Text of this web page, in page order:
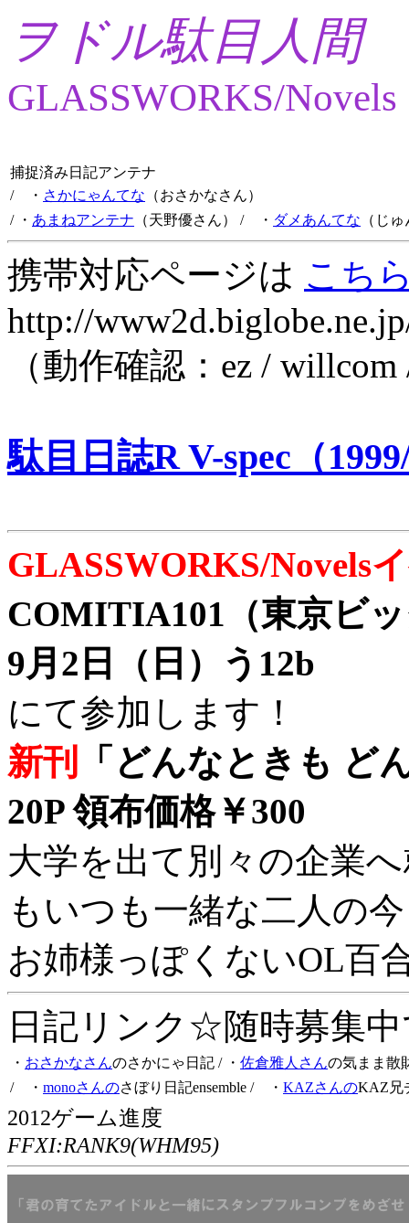
ヲドル駄目人間
GLASSWORKS/Novels
捕捉済み日記アンテナ
/ ・ さかにゃんてな （おさかなさん）
/ ・ あまねアンテナ （天野優さん） / ・ ダメあんてな （じ
携帯対応ページは こち
http://
（動作確認：ez /
駄目日誌R V-spec（
GLASSWORKS/Novels
COMITIA101（東京ビ
9月2日（日）う12b
にて参加します！
新刊
「どんなときも ど
20P 領布価格￥300
大学を出て別々の企業
もいつも一緒な二人の
お姉様っぽくないOL百
日記リンク☆随時募集
・ おさかなさんのさかにゃ日記 / ・ 佐倉雅人さんの気まま散
/ ・ monoさんのさぼり日記ensemble / ・ KAZさんのKAZ兄
2012ゲーム進度
FFXI:RANK9(WHM95)